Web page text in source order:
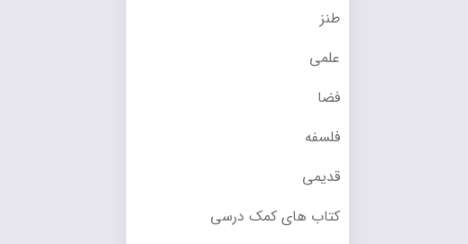
طنز
علمی
فضا
فلسفه
قدیمی
کتاب های کمک درسی